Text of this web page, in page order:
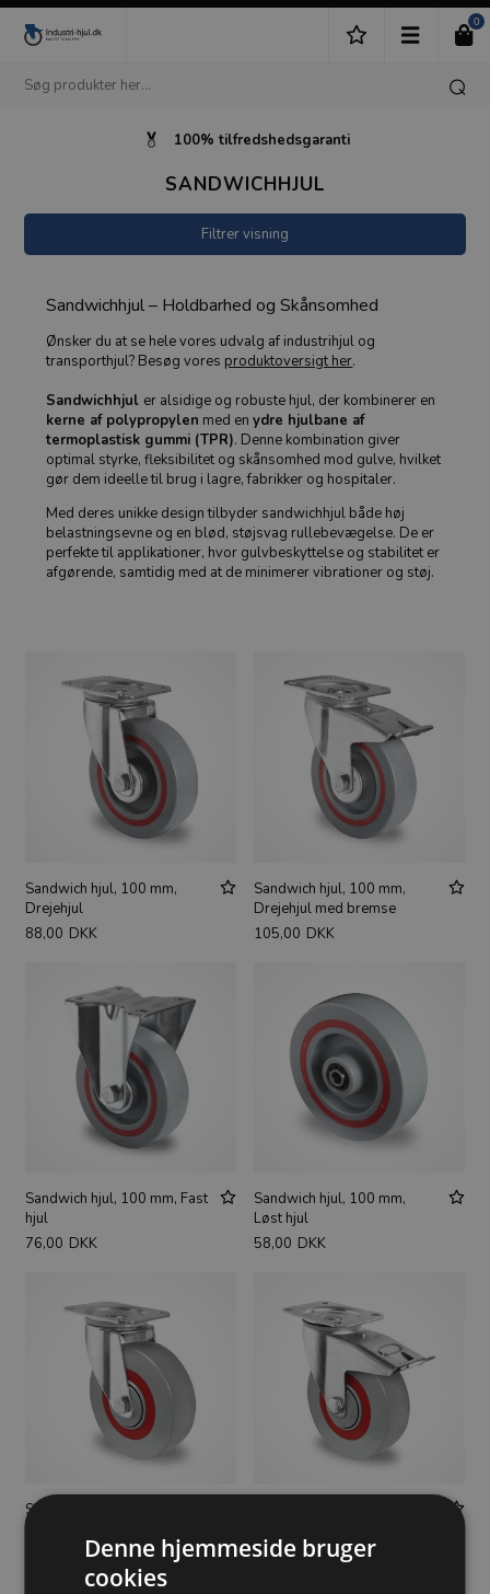
0
100% tilfredshedsgaranti
SANDWICHHJUL
Filtrer visning
Sandwichhjul – Holdbarhed og Skånsomhed
Ønsker du at se hele vores udvalg af industrihjul og
transporthjul? Besøg vores produktoversigt her.
Sandwichhjul er alsidige og robuste hjul, der kombinerer en
kerne af polypropylen med enydre hjulbane af
termoplastisk gummi (TPR). Denne kombination giver
optimal styrke, fleksibilitet og skånsomhed mod gulve, hvilket
gør dem ideelle til brug i lagre, fabrikker og hospitaler.
Med deres unikke design tilbyder sandwichhjul både høj
belastningsevne og en blød, støjsvag rullebevægelse. De er
perfekte til applikationer, hvor gulvbeskyttelse og stabilitet er
afgørende, samtidig med at de minimerer vibrationer og støj.
Sandwich hjul, 100 mm,
Drejehjul
88,00 DKK
Sandwich hjul, 100 mm,
Drejehjul med bremse
105,00 DKK
Sandwich hjul, 100 mm, Fast
hjul
76,00 DKK
Sandwich hjul, 100 mm,
Løst hjul
58,00 DKK
Sandwich hjul, 125 mm,
Drejehjul
DKK
180,00 DKK
Denne hjemmeside bruger
cookies